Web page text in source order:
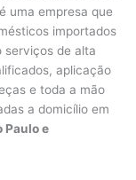
é uma empresa que
importados
serviços de alta
aplicação
e toda a mão
a domicílio em
Paulo e